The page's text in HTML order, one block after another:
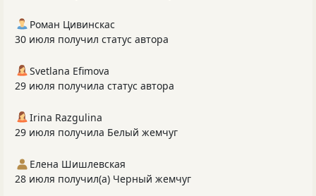
Роман Цивинскас
30 июля получил статус автора
Svetlana Efimova
29 июля получила статус автора
Irina Razgulina
29 июля получила Белый жемчуг
Елена Шишлевская
28 июля получил(а) Черный жемчуг